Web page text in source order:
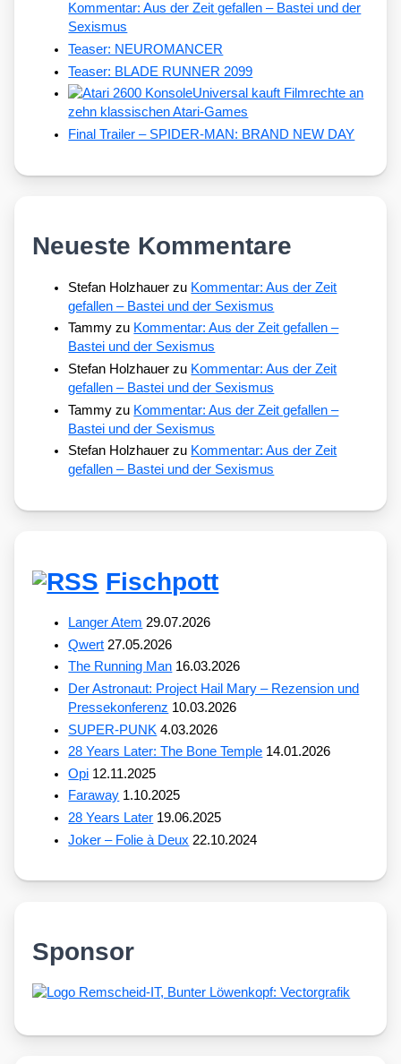
Kommentar: Aus der Zeit gefallen – Bastei und der
Sexismus
Teaser: NEUROMANCER
Teaser: BLADE RUNNER 2099
Universal kauft Filmrechte an
zehn klassischen Atari-Games
Final Trailer – SPIDER-MAN: BRAND NEW DAY
Neueste Kommentare
Stefan Holzhauer zu Kommentar: Aus der Zeit
gefallen – Bastei und der Sexismus
Tammy zu Kommentar: Aus der Zeit gefallen –
Bastei und der Sexismus
Stefan Holzhauer zu Kommentar: Aus der Zeit
gefallen – Bastei und der Sexismus
Tammy zu Kommentar: Aus der Zeit gefallen –
Bastei und der Sexismus
Stefan Holzhauer zu Kommentar: Aus der Zeit
gefallen – Bastei und der Sexismus
Fischpott
Langer Atem 29.07.2026
Qwert 27.05.2026
The Running Man 16.03.2026
Der Astronaut: Project Hail Mary – Rezension und
Pressekonferenz 10.03.2026
SUPER-PUNK 4.03.2026
28 Years Later: The Bone Temple 14.01.2026
Opi 12.11.2025
Faraway 1.10.2025
28 Years Later 19.06.2025
Joker – Folie à Deux 22.10.2024
Sponsor